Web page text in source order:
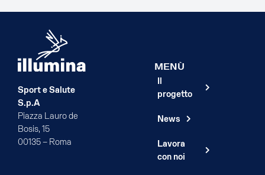
Sport e Salute
S.p.A
Piazza Lauro de
Bosis, 15
00135 – Roma
MENÙ
Il
progetto
News
Lavora
con noi